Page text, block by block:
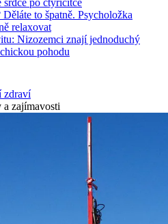
to špatně. Psycholožka
relaxovat
Nizozemci znají jednoduchý
pohodu
zdraví
a zajímavosti